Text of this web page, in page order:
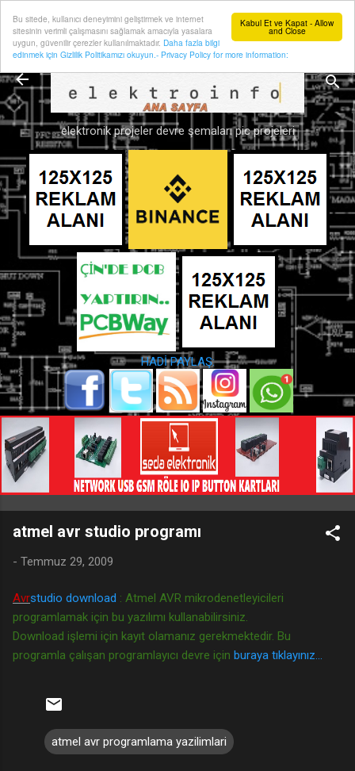
Kabul Et ve Kapat - Allow
and Close
Bu sitede, kullanıcı deneyimini geliştirmek ve internet
sitesinin verimli çalışmasını sağlamak amacıyla yasalara
uygun, güvenilir çerezler kullanılmaktadır. Daha fazla bilgi
edinmek için Gizlilik Politikamızı okuyun.- Privacy Policy for more information:
Ana içeriğe atla
elektronik projeler devre şemaları pic projeleri
HADİ PAYLAŞ:
atmel avr studio programı
- Temmuz 29, 2009
Avrstudio download : Atmel AVR mikrodenetleyicileri
programlamak için bu yazılımı kullanabilirsiniz.
Download işlemi için kayıt olamanız gerekmektedir. Bu
programla çalışan programlayıcı devre için buraya tıklayınız...
atmel avr programlama yazilimlari